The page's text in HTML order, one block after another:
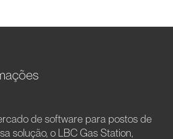
de software para postos de
solução, o LBC Gas Station,